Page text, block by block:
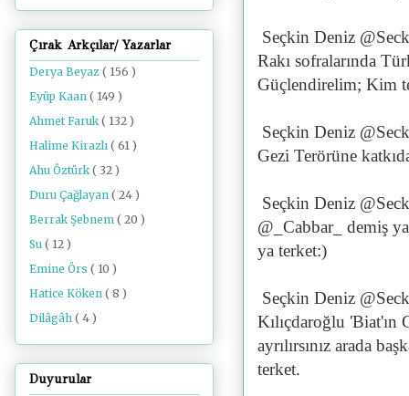
Seçkin Deniz
Rakı sofralarında
Güçlendirelim; Kim
Seçkin Deniz
Gezi Terörüne
Seçkin Deniz
@_Cabbar_ demiş
ya terket:)
Seçkin Deniz
Kılıçdaroğlu 'Biat'ın
ayrılırsınız arada
terket.
Çırak Arkçılar/ Yazarlar
Derya Beyaz ( 156 )
Eyüp Kaan ( 149 )
Ahmet Faruk ( 132 )
Halime Kirazlı ( 61 )
Ahu Öztürk ( 32 )
Duru Çağlayan ( 24 )
Berrak Şebnem ( 20 )
Su ( 12 )
Emine Örs ( 10 )
Hatice Köken ( 8 )
Dilâgâh ( 4 )
Duyurular